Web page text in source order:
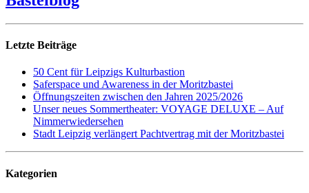
Letzte Beiträge
50 Cent für Leipzigs Kulturbastion
Saferspace und Awareness in der Moritzbastei
Öffnungszeiten zwischen den Jahren 2025/2026
Unser neues Sommertheater: VOYAGE DELUXE – Auf
Nimmerwiedersehen
Stadt Leipzig verlängert Pachtvertrag mit der Moritzbastei
Kategorien